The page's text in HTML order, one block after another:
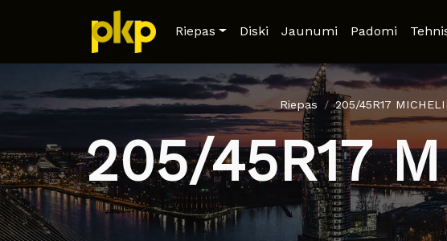
Riepas Diski Jaunumi Padomi
Riepas 205/45R17
205/45R17